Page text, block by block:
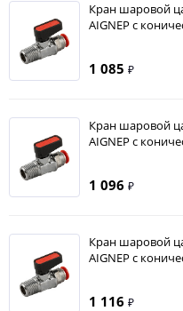
Кран шаровой
AIGNEP с
1 085 ₽
Кран шаровой
AIGNEP с
1 096 ₽
Кран шаровой
AIGNEP с
1 116 ₽